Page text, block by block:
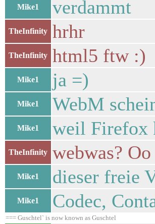
Mike1 verdammt
TheInfinity hrhr
TheInfinity html5 ftw :)
Mike1 ja =)
Mike1 WebM
Mike1 weil Firefox
TheInfinity webwas? Oo
Mike1 dieser freie
Mike1 Codec,
=== Guschtel` is now known as Guschtel